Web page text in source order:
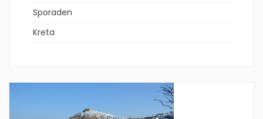
Sporaden
Kreta